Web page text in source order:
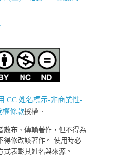
CC 姓名標示-非商業性-
權條款授權。
散布、傳輸著作，但不得為
得修改該著作。 使用時必
式表彰其姓名與來源。